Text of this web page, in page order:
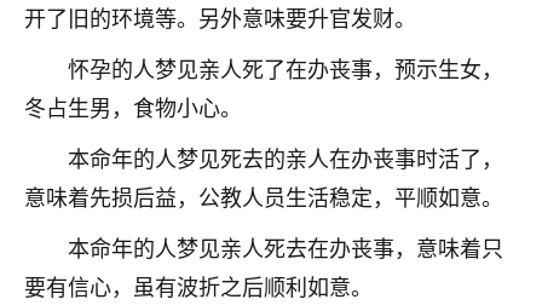
开了旧的环境等。另外意味要升官发财。
怀孕的人梦见亲人死了在办丧事，预示生女，
冬占生男，食物小心。
本命年的人梦见死去的亲人在办丧事时活了，
意味着先损后益，公教人员生活稳定，平顺如意。
本命年的人梦见亲人死去在办丧事，意味着只
要有信心，虽有波折之后顺利如意。